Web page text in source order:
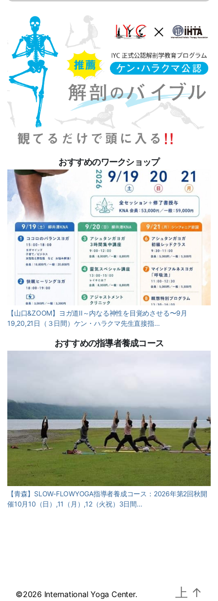
おすすめのワークショップ
【山口&ZOOM】ヨガ道II～内なる神性を目覚めさせる〜9月
19,20,21日（３日間）ケン・ハラクマ先生直接指…
おすすめの指導者養成コース
【青森】SLOW-FLOWYOGA指導者養成コース：2026年第2回秋開
催10月10（日）,11（月）,12（火祝）3日間…
©2026 International Yoga Center. 上 ↑